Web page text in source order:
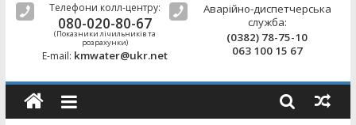
Телефони колл-центру:
080-020-80-67
(Показники лічильників та
розрахунки)
E-mail: kmwater@ukr.net
Аварійно-диспетчерська
служба:
(0382) 78-75-10
063 100 15 67